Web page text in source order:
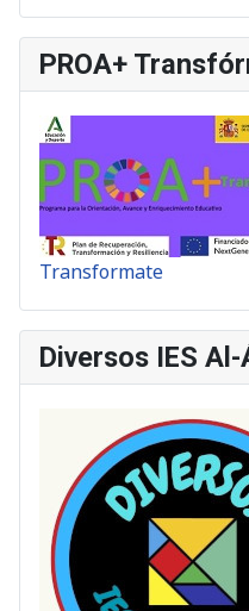
PROA+
Transformate
Diversos IES